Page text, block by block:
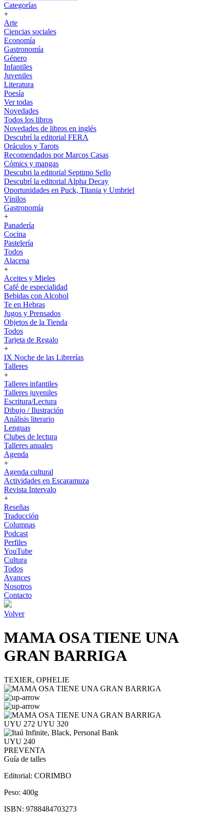
Categorías
+
Arte
Ciencias sociales
Economía
Gastronomía
Género
Infantiles
Juveniles
Literatura
Poesía
Ver todas
Novedades
Todos los libros
Novedades de libros en inglés
Descubrí la editorial FERA
Oráculos y Tarots
Recomendados por Marcos Casas
Cómics y mangas
Descubri la editorial Septimo Sello
Descubrí la editorial Alpha Decay
Oportunidades en Puck, Titania y Umbriel
Vinilos
Gastronomía
+
Panadería
Cocina
Pastelería
Todos
Alacena
+
Aceites y Mieles
Café de especialidad
Bebidas con Alcohol
Te en Hebras
Jugos y Prensados
Objetos de la Tienda
Todos
Tarjeta de Regalo
+
IX Noche de las Librerías
Talleres
+
Talleres infantiles
Talleres juveniles
Escritura/Lectura
Dibujo / Ilustración
Análisis literario
Lenguas
Clubes de lectura
Talleres anuales
Agenda
+
Agenda cultural
Actividades en Escaramuza
Revista Intervalo
+
Reseñas
Traducción
Columnas
Podcast
Perfiles
YouTube
Cultura
Todos
Avances
Nosotros
Contacto
Volver
MAMA OSA TIENE UNA
GRAN BARRIGA
TEXIER, OPHELIE
UYU 272 UYU 320
UYU 240
PREVENTA
Guía de talles
Editorial: CORIMBO
Peso: 400g
ISBN: 9788484703273